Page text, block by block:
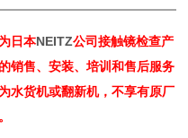
日本NEITZ公司接触镜检查产
销售、安装、培训和售后服务
水货机或翻新机，不享有原厂